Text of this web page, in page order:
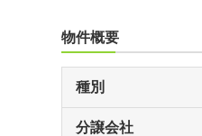
物件概要
種別
分譲会社